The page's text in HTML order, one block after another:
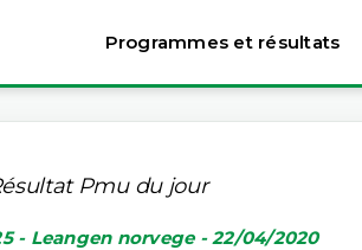
Programmes et résultats
Pmu du jour
- Leangen norvege - 22/04/2020